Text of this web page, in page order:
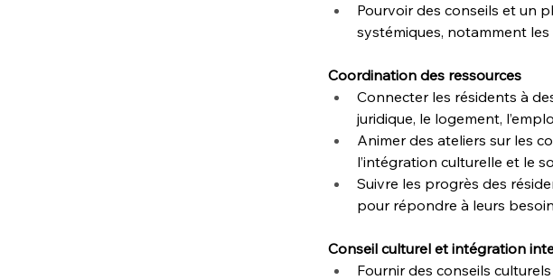
Pourvoir des conseils et un
systémiques, notamment
Coordination des ressources
Connecter les résidents à
juridique, le logement,
Animer des ateliers sur les
l’intégration culturelle et le
Suivre les progrès des
pour répondre à leurs
Conseil culturel et intégration
Fournir des conseils